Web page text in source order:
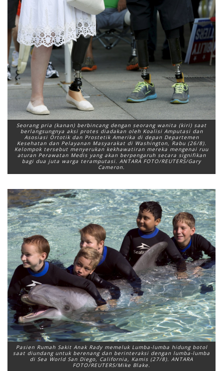
Seorang pria (kanan) berbincang dengan seorang wanita (kiri) saat
berlangsungnya aksi protes diadakan oleh Koalisi Amputasi dan
Asosiasi Ortotik dan Prostetik Amerika di depan Departemen
Kesehatan dan Pelayanan Masyarakat di Washington, Rabu (26/8).
Kelompok tersebut menyerukan kekhawatiran mereka mengenai ruu
aturan Perawatan Medis yang akan berpengaruh secara signifikan
bagi dua juta warga teramputasi. ANTARA FOTO/REUTERS/Gary
Cameron.
Pasien Rumah Sakit Anak Rady memeluk Lumba-lumba hidung botol
saat diundang untuk berenang dan berinteraksi dengan lumba-lumba
di Sea World San Diego, California, Kamis (27/8). ANTARA
FOTO/REUTERS/Mike Blake.